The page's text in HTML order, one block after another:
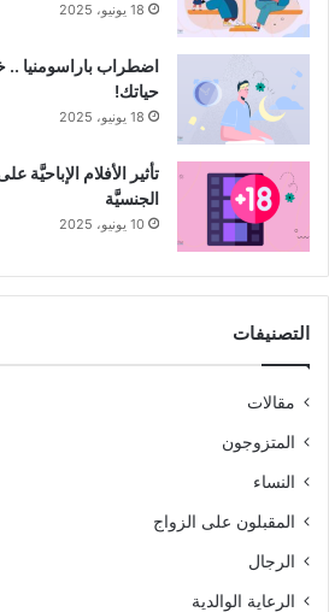
18 يونيو، 2025
اضطراب باراسومنيا
حياتك!
18 يونيو، 2025
تأثير الأفلام الإباحيَّة
الجنسيَّة
10 يونيو، 2025
التصنيفات
مقالات
المتزوجون
النساء
المقبلون على الزواج
الرجال
الرعاية الوالدية